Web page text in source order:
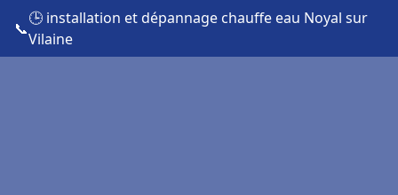
📞
🕒 installation et dépannage chauffe eau Noyal sur
Vilaine